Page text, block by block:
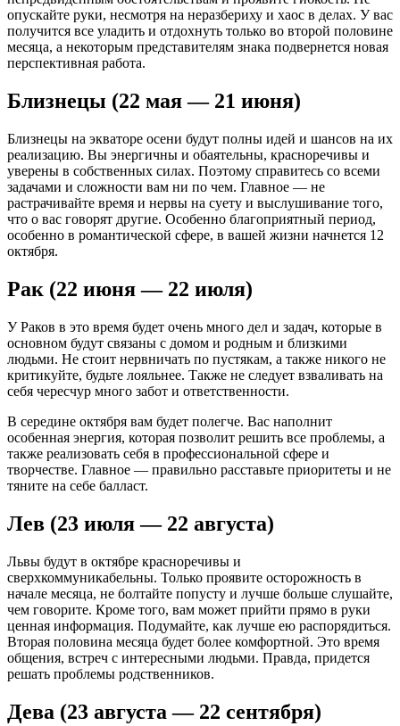
опускайте руки, несмотря на неразбериху и хаос в делах. У вас
получится все уладить и отдохнуть только во второй половине
месяца, а некоторым представителям знака подвернется новая
перспективная работа.
Близнецы (22 мая — 21 июня)
Близнецы на экваторе осени будут полны идей и шансов на их
реализацию. Вы энергичны и обаятельны, красноречивы и
уверены в собственных силах. Поэтому справитесь со всеми
задачами и сложности вам ни по чем. Главное — не
растрачивайте время и нервы на суету и выслушивание того,
что о вас говорят другие. Особенно благоприятный период,
особенно в романтической сфере, в вашей жизни начнется 12
октября.
Рак (22 июня — 22 июля)
У Раков в это время будет очень много дел и задач, которые в
основном будут связаны с домом и родным и близкими
людьми. Не стоит нервничать по пустякам, а также никого не
критикуйте, будьте лояльнее. Также не следует взваливать на
себя чересчур много забот и ответственности.
В середине октября вам будет полегче. Вас наполнит
особенная энергия, которая позволит решить все проблемы, а
также реализовать себя в профессиональной сфере и
творчестве. Главное — правильно расставьте приоритеты и не
тяните на себе балласт.
Лев (23 июля — 22 августа)
Львы будут в октябре красноречивы и
сверхкоммуникабельны. Только проявите осторожность в
начале месяца, не болтайте попусту и лучше больше слушайте,
чем говорите. Кроме того, вам может прийти прямо в руки
ценная информация. Подумайте, как лучше ею распорядиться.
Вторая половина месяца будет более комфортной. Это время
общения, встреч с интересными людьми. Правда, придется
решать проблемы родственников.
Дева (23 августа — 22 сентября)